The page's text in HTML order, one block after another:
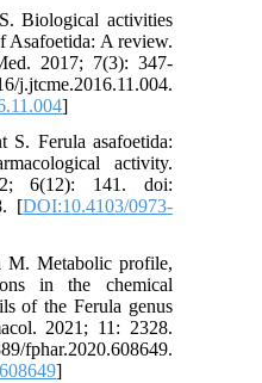
S. Biological activities
of Asafoetida: A review.
Med. 2017; 7(3): 347-
S. Ferula asafoetida:
activity.
6(12): 141. doi:
[DOI:10.4103/0973-
M. Metabolic profile,
in the chemical
oils of the Ferula genus
2021; 11: 2328.